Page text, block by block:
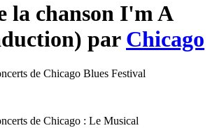
la chanson I'm A
par Chicago
de Chicago Blues Festival
de Chicago : Le Musical